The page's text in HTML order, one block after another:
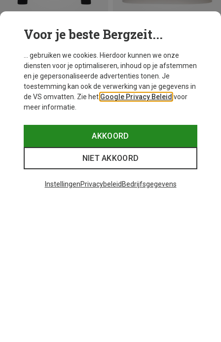
Maten
Super.Natural
Dames Alarm Running Longsleeve
S M L XL
Je bespaart 17%
Voor je beste Bergzeit...
... gebruiken we cookies. Hierdoor kunnen we onze
diensten voor je optimaliseren, inhoud op je afstemmen
en je gepersonaliseerde advertenties tonen. Je
toestemming kan ook de verwerking van je gegevens in
de VS omvatten. Zie het Google Privacy Beleid voor
meer informatie.
AKKOORD
NIET AKKOORD
InstellingenPrivacybeleid Bedrijfsgegevens